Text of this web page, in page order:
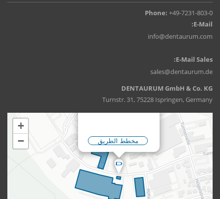
Phone: +49-7231-803-0
E-Mail:
info@dentaurum.com
E-Mail Sales:
sales@dentaurum.de
DENTAURUM GmbH & Co. KG
Turnstr. 31, 75228 Ispringen, Germany